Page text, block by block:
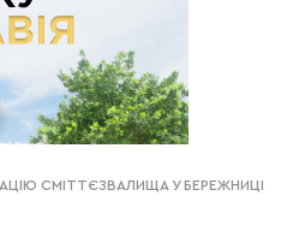
СМІТТЄЗВАЛИЩА У БЕРЕЖНИЦІ